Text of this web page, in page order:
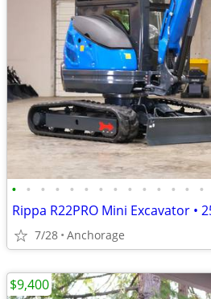
• • • • • • • • • • • • • •
7/28 Anchorage
$9,400